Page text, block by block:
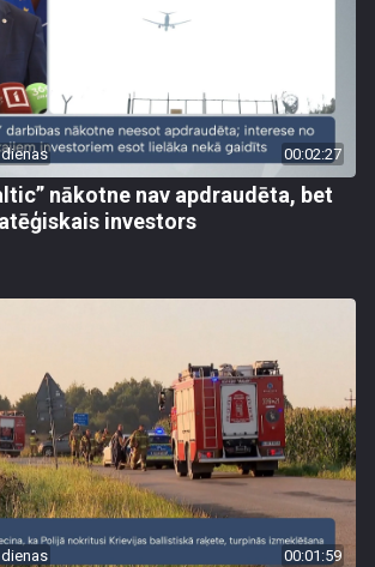
00:02:27
nākotne nav apdraudēta, bet
investors
00:01:59